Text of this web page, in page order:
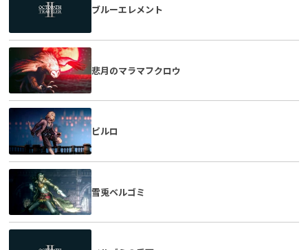
ブルーエレメント
悲月のマラマフクロウ
ピルロ
雪兎ベルゴミ